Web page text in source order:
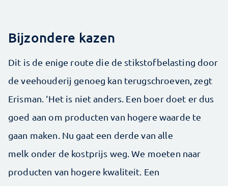
Bijzondere kazen
Dit is de enige route die de stikstofbelasting door
de veehouderij genoeg kan terugschroeven, zegt
Erisman. ‘Het is niet anders. Een boer doet er dus
goed aan om producten van hogere waarde te
gaan maken. Nu gaat een derde van alle
melk onder de kostprijs weg. We moeten naar
producten van hogere kwaliteit. Een